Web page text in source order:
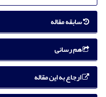
سابقه مقاله
هم رسانی
ارجاع به این مقاله